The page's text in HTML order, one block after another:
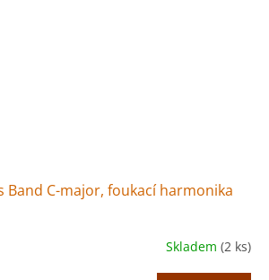
Band C-major, foukací harmonika
Skladem (2 ks)